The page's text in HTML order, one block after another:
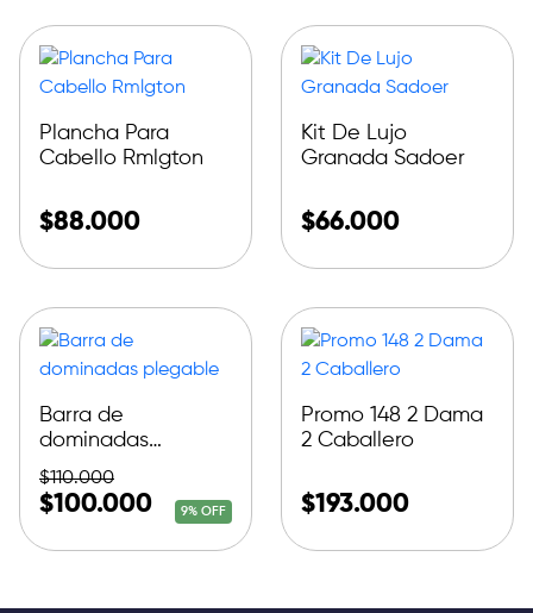
Plancha Para
Cabello Rmlgton
$88.000
Kit De Lujo
Granada Sadoer
$66.000
Barra de
dominadas
plegable
$110.000
$100.000 9% OFF
Promo 148 2 Dama
2 Caballero
$193.000